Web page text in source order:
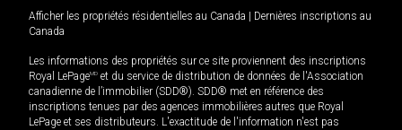
Afficher les propriétés résidentielles au Canada
Dernières inscriptions au
Canada
Les informations des propriétés sur ce site proviennent des inscriptions
Royal LePageMD et du service de distribution de données de l'Association
canadienne de l’immobilier (SDD®). SDD® met en référence des
inscriptions tenues par des agences immobilières autres que Royal
LePage et ses distributeurs. L'exactitude de l'information n'est pas